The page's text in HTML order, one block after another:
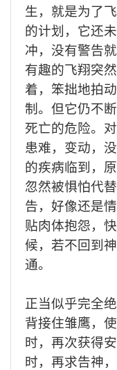
生，就是为了
的计划，它还
冲，没有警告
有趣的飞翔突
着，笨拙地拍
制。但它仍不
死亡的危险。
患难，变动，
的疾病临到，
忽然被惧怕代
告，好像还是
贴肉体抱怨，
候， 若不回到
通。
正当似乎完全
背接住雏鹰，
时，再次获得
时，再求告神